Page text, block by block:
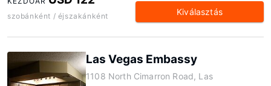
szobánként / éjszakánként Kiválasztás
Las Vegas Embassy
1108 North Cimarron Road, Las